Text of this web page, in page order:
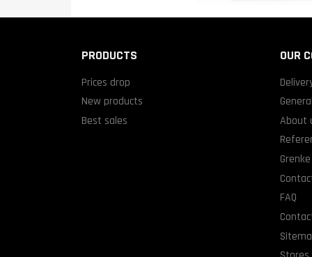
PRODUCTS
Prices drop
New products
Best sales
OUR
About
FAQ